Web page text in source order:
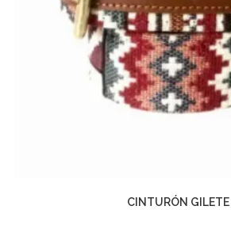
CINTURÓN GILETE